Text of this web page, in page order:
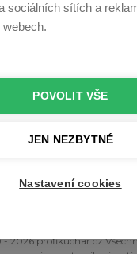
sociálních sítích a
POVOLIT VŠE
JEN NEZBYTNÉ
Nastavení cookies
2026 profikuchar.cz